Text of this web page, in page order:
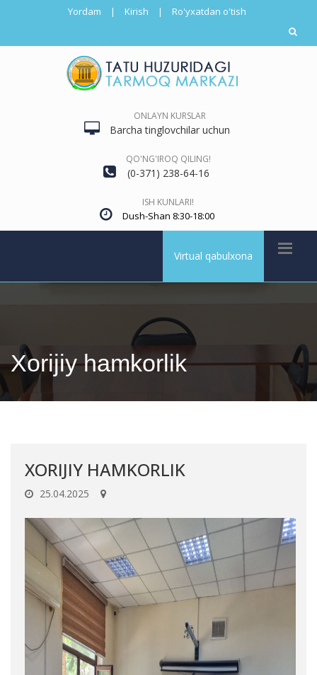
Yordam | Kirish | Ro'yxatdan o'tish
ONLAYN KURSLAR
Barcha tinglovchilar uchun
QO'NG'IROQ QILING!
(0-371) 238-64-16
ISH KUNLARI!
Dush-Shan 8:30-18:00
Virtual qabulxona
Xorijiy hamkorlik
XORIJIY HAMKORLIK
25.04.2025